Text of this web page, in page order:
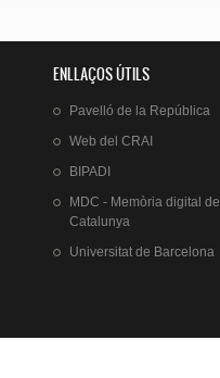
ENLLAÇOS ÚTILS
Pavelló de la República
Web del CRAI
BIPADI
MDC - Memòria digital de
Catalunya
Universitat de Barcelona